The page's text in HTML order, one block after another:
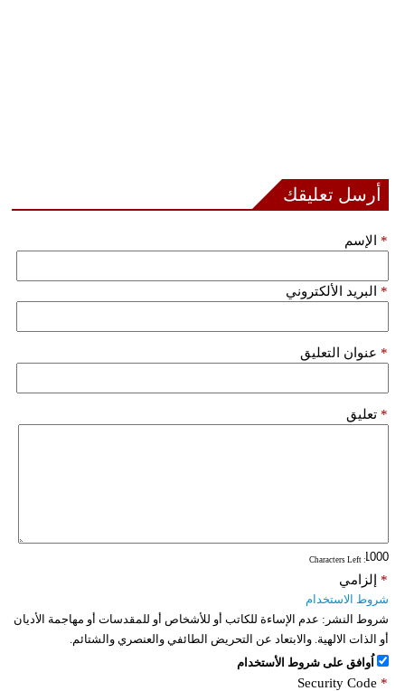
أرسل تعليقك
الإسم *
البريد الألكتروني *
عنوان التعليق *
تعليق *
: Characters Left
إلزامي *
شروط الاستخدام
شروط النشر: عدم الإساءة للكاتب أو للأشخاص أو للمقدسات أو مهاجمة الأديان
أو الذات الالهية. والابتعاد عن التحريض الطائفي والعنصري والشتائم.
اُوافق على شروط الأستخدام
Security Code *